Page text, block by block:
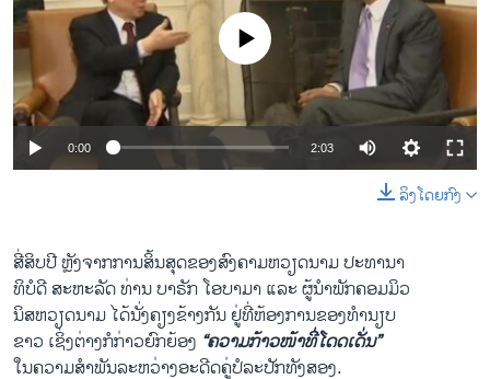
ຊີວິດຊາວລາວ
ຊຸມຊົນຊາວລາວ
ວິທະຍາສາດ-ເທັກໂນໂລຈີ
ທຸລະກິດ
ພາສາອັງກິດ
ສຽງ
ລາຍການກະຈາຍສຽງ
ລາຍງານ
ຕິດຕາມພວກເຮົາ ທີ່
No media source currently available
0:00 2:03
ລິງໂດຍກົງ
ສີ່​ສິບ​ປີ ຫຼັງຈາກ​ການ​ສິ້ນ​ສຸດ​ຂອງ​ສົງຄາມ​ຫວຽດນາມ ປະທານາ
ທິບໍດີ ສະຫະລັດ ທ່ານ ບາຣັກ ​ໂອ​ບາ​ມາ ​ແລະ ຜູ້ນຳພັກ​ຄອມ​ມິ​ວ
ນິສຫວຽດນາມ ​ໄດ້ນັ່ງ​ຄຽງ​ຂ້າງກັນ ​ຢູ່​ທີ່​ຫ້ອງການ​ຂອງ​ທຳນຽບ
ຂາວ ເຊິ່ງຕ່າງ​ກໍ​ກ່າວຍົກຍ້ອງ “ຄວາມ​ກ້າວໜ້າ​ທີ່​ໂດດ​ເດັ່ນ”​
ໃນຄວາມສຳພັນ​ລະຫວ່າງ​ອະດີດ​ຄູ່​ປໍ​ລະ​ປັກທັງສອງ.